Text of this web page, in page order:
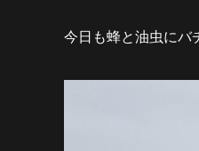
今日も蜂と油虫にバ